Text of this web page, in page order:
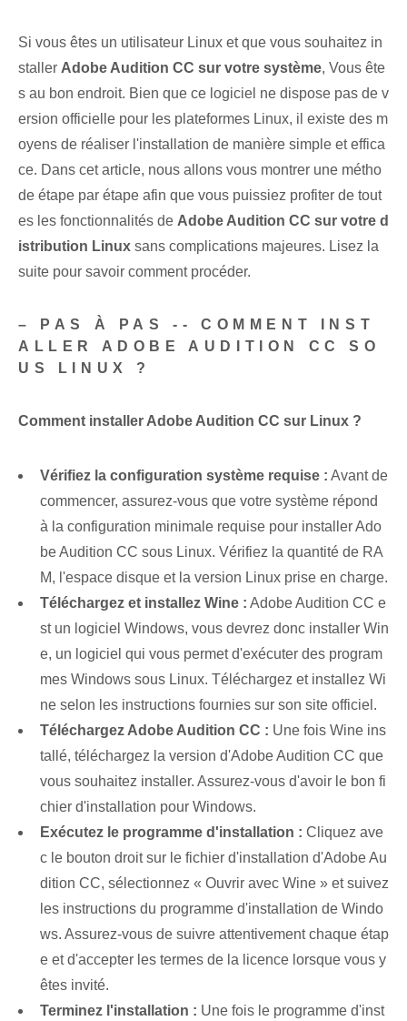
Si vous êtes un utilisateur Linux et que vous souhaitez in
staller Adobe Audition CC sur votre système, Vous ête
s au bon endroit. Bien que ce logiciel ne dispose pas de v
ersion officielle pour les plateformes Linux, il existe des m
oyens de réaliser l'installation de manière simple et effica
ce. Dans cet article, nous allons vous montrer une métho
de étape par étape afin que vous puissiez profiter de tout
es les fonctionnalités de Adobe Audition CC sur votre d
istribution Linux sans complications majeures. Lisez la
suite pour savoir comment procéder.
– PAS À PAS -- COMMENT INST
ALLER ADOBE AUDITION CC SO
US LINUX ?
Comment installer Adobe Audition CC sur Linux ?
Vérifiez la configuration système requise : Avant de
commencer, assurez-vous que votre système répond
à la configuration minimale requise pour installer Ado
be Audition CC sous Linux. Vérifiez la quantité de RA
M, l'espace disque et la version Linux prise en charge.
Téléchargez et installez Wine : Adobe Audition CC e
st un logiciel Windows, vous devrez donc installer Win
e, un logiciel qui vous permet d'exécuter des program
mes Windows sous Linux. Téléchargez et installez Wi
ne selon les instructions fournies sur son site officiel.
Téléchargez Adobe Audition CC : Une fois Wine ins
tallé, téléchargez la version d'Adobe Audition CC que
vous souhaitez installer. Assurez-vous d'avoir le bon fi
chier d'installation pour Windows.
Exécutez le programme d'installation : Cliquez ave
c le bouton droit sur le fichier d'installation d'Adobe Au
dition CC, sélectionnez « Ouvrir avec Wine » et suivez
les instructions du programme d'installation de Windo
ws. Assurez-vous de suivre attentivement chaque étap
e et d'accepter les termes de la licence lorsque vous y
êtes invité.
Terminez l'installation : Une fois le programme d'inst